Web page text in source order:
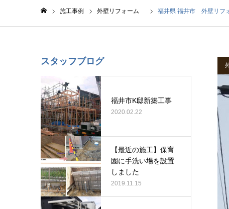
施工事例 外壁リフォーム 福井県 福井市 外壁リ
スタッフブログ
福井市K邸新築工事
2020.02.22
【最近の施工】保育
園に手洗い場を設置
しました
2019.11.15